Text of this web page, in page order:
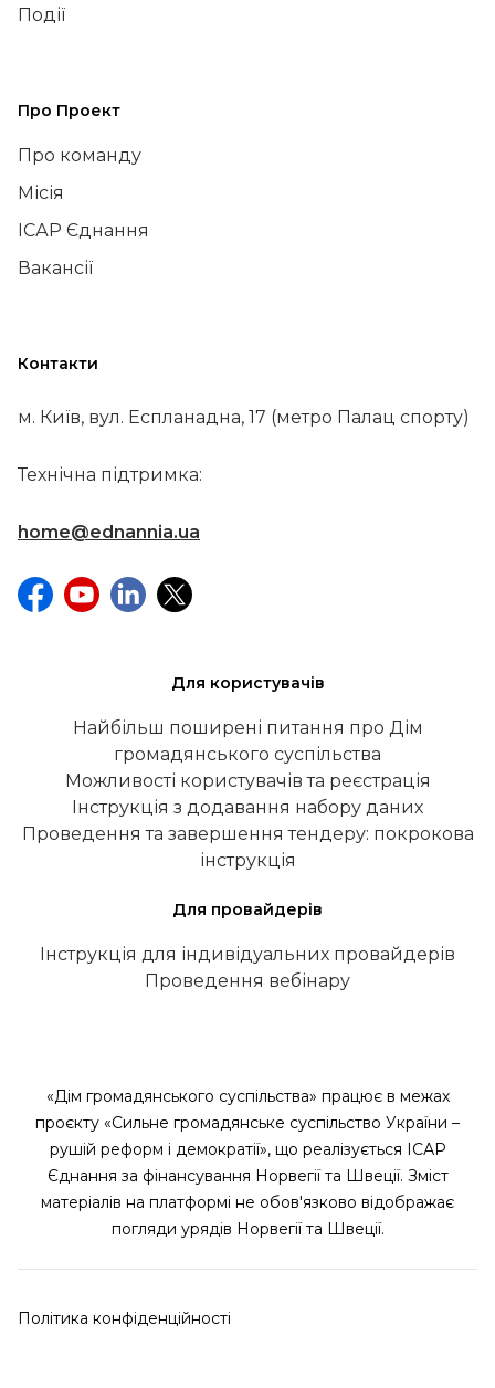
Події
Про Проект
Про команду
Місія
ІСАР Єднання
Вакансії
Контакти
м. Київ, вул. Еспланадна, 17 (метро Палац спорту)
Технічна підтримка:
home@ednannia.ua
Для користувачів
Найбільш поширені питання про Дім
громадянського суспільства
Можливості користувачів та реєстрація
Інструкція з додавання набору даних
Проведення та завершення тендеру: покрокова
інструкція
Для провайдерів
Інструкція для індивідуальних провайдерів
Проведення вебінару
«Дім громадянського суспільства» працює в межах
проєкту «Сильне громадянське суспільство України –
рушій реформ і демократії», що реалізується ІСАР
Єднання за фінансування Норвегії та Швеції. Зміст
матеріалів на платформі не обов'язково відображає
погляди урядів Норвегії та Швеції.
Політика конфіденційності